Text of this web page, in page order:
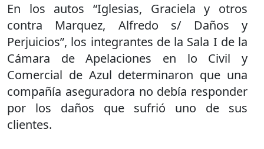
En los autos “Iglesias, Graciela y otros
contra Marquez, Alfredo s/ Daños y
Perjuicios”, los integrantes de la Sala I de la
Cámara de Apelaciones en lo Civil y
Comercial de Azul determinaron que una
compañía aseguradora no debía responder
por los daños que sufrió uno de sus
clientes.